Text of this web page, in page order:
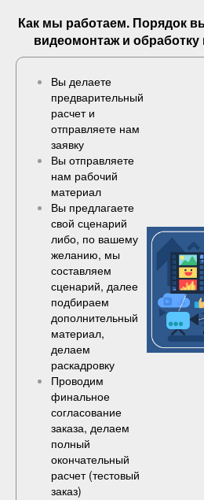
Как мы работаем. Порядок
видеомонтаж и
Вы делаете
предварительный
расчет и
отправляете нам
заявку
Вы отправляете
нам рабочий
материал
Вы предлагаете
свой сценарий
либо, по вашему
желанию, мы
составляем
сценарий, далее
подбираем
дополнительный
материал,
делаем
раскадровку
Проводим
финальное
согласование
заказа, делаем
полный
окончательный
расчет (тестовый
заказ)